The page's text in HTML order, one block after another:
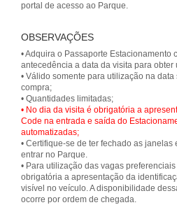
portal de acesso ao Parque.
OBSERVAÇÕES
• Adquira o Passaporte Estacionamento
antecedência a data da visita para obter
• Válido somente para utilização na
compra;
• No dia da visita é obrigatória a
Code na entrada e saída do
automatizadas;
• Certifique-se de ter fechado as
entrar no Parque.
• Para utilização das vagas
obrigatória a apresentação da
visível no veículo. A disponibilidade
ocorre por ordem de chegada.